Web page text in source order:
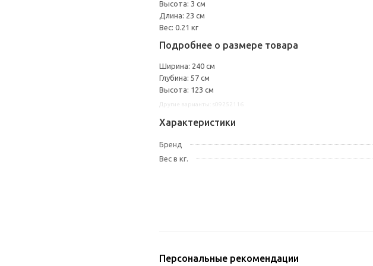
Высота: 3 см
Длина: 23 см
Вес: 0.21 кг
Подробнее о размере товара
Ширина: 240 см
Глубина: 57 см
Высота: 123 см
Характеристики
Бренд
Вес в кг.
Персональные рекомендации